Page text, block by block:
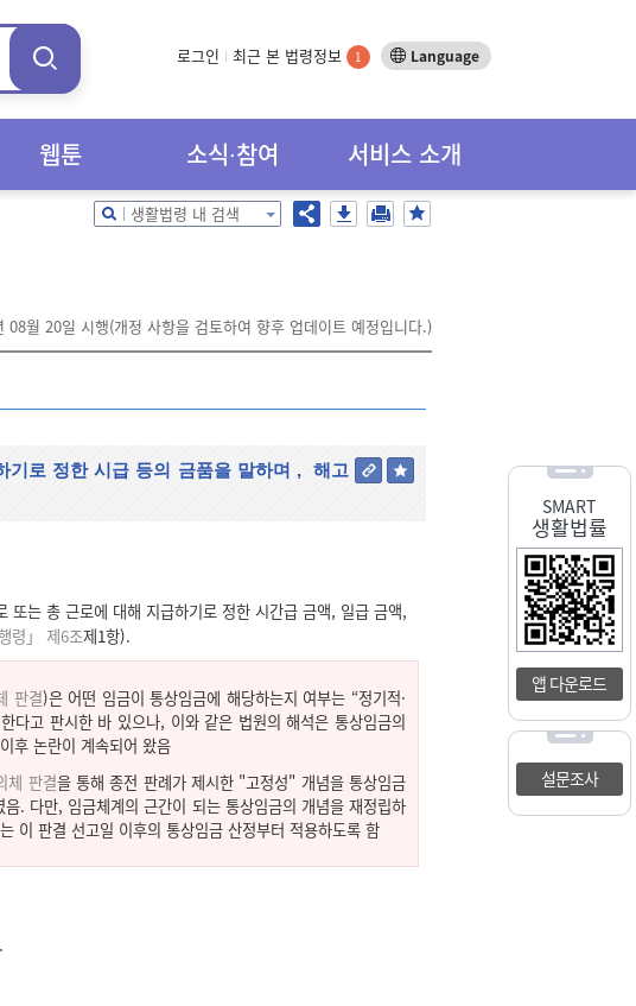
로그인 최근 본 법령정보 1 Language
웹툰 소식∙참여 서비스 소개
SMART
생활법률
앱 다운로드
설문조사
생활법령 내 검색
08월 20일 시행(개정 사항을 검토하여 향후 업데이트 예정입니다.)
기로 정한 시급 등의 금품을 말하며 , 해고
또는 총 근로에 대해 지급하기로 정한 시간급 금액, 일급 금액,
령」 제6조제1항).
판결)은 어떤 임금이 통상임금에 해당하는지 여부는 “정기적·
다고 판시한 바 있으나, 이와 같은 법원의 해석은 통상임금의
후 논란이 계속되어 왔음
체 판결을 통해 종전 판례가 제시한 "고정성" 개념을 통상임금
. 다만, 임금체계의 근간이 되는 통상임금의 개념을 재정립하
이 판결 선고일 이후의 통상임금 산정부터 적용하도록 함